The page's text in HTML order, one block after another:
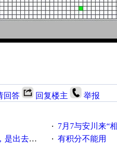
回答 回复楼主 举报
· 7月7与安川来“
工作都要特别注意啊 · 有积分不能用